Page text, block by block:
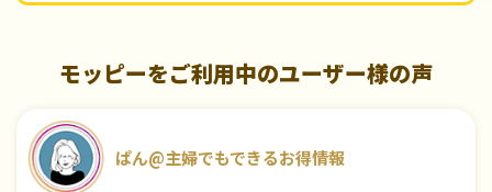
モッピーをご利用中のユーザー様の声
ぱん@主婦でもできるお得情報